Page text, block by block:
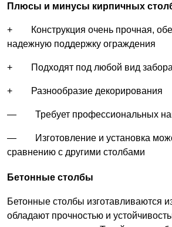
Плюсы и минусы кирпичных
+ Конструкция очень прочная,
надежную поддержку ограждения
+ Подходят под любой вид забора
+ Разнообразие декорирования
— Требует профессиональных
— Изготовление и установка
сравнению с другими столбами
Бетонные столбы
Бетонные столбы изготавливаются
обладают прочностью и